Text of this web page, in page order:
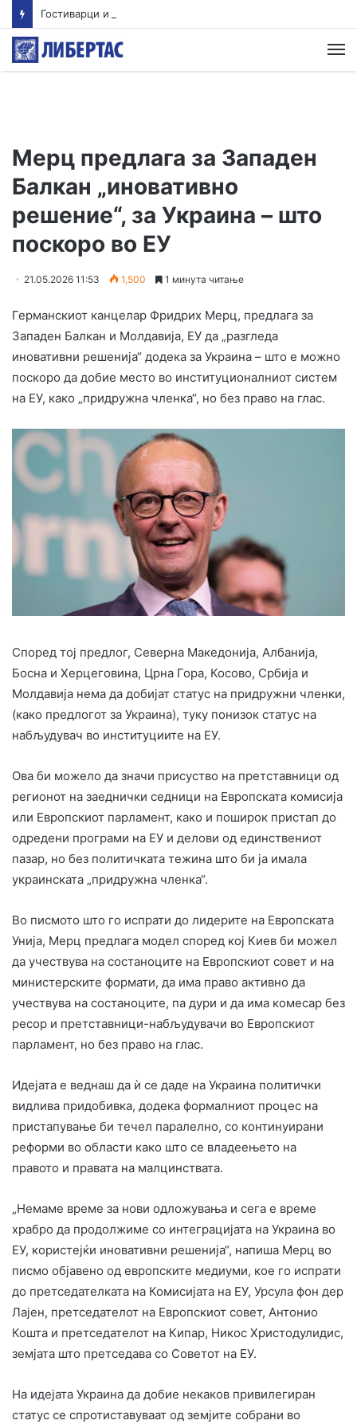
Гостиварци и натаму без пивка вода
Мерц предлага за Западен
Балкан „иновативно
решение“, за Украина – што
поскоро во ЕУ
21.05.2026 11:53 1,500 1 минута читање
Германскиот канцелар Фридрих Мерц, предлага за
Западен Балкан и Молдавија, ЕУ да „разгледа
иновативни решенија“ додека за Украина – што е можно
поскоро да добие место во институционалниот систем
на ЕУ, како „придружна членка“, но без право на глас.
Според тој предлог, Северна Македонија, Албанија,
Босна и Херцеговина, Црна Гора, Косово, Србија и
Молдавија нема да добијат статус на придружни членки,
(како предлогот за Украина), туку понизок статус на
набљудувач во институциите на ЕУ.
Ова би можело да значи присуство на претставници од
регионот на заеднички седници на Европската комисија
или Европскиот парламент, како и поширок пристап до
одредени програми на ЕУ и делови од единствениот
пазар, но без политичката тежина што би ја имала
украинската „придружна членка“.
Во писмото што го испрати до лидерите на Европската
Унија, Мерц предлага модел според кој Киев би можел
да учествува на состаноците на Европскиот совет и на
министерските формати, да има право активно да
учествува на состаноците, па дури и да има комесар без
ресор и претставници-набљудувачи во Европскиот
парламент, но без право на глас.
Идејата е веднаш да ѝ се даде на Украина политички
видлива придобивка, додека формалниот процес на
пристапување би течел паралелно, со континуирани
реформи во области како што се владеењето на
правото и правата на малцинствата.
„Немаме време за нови одложувања и сега е време
храбро да продолжиме со интеграцијата на Украина во
ЕУ, користејќи иновативни решенија“, напиша Мерц во
писмо објавено од европските медиуми, кое го испрати
до претседателката на Комисијата на ЕУ, Урсула фон дер
Лајен, претседателот на Европскиот совет, Антонио
Кошта и претседателот на Кипар, Никос Христодулидис,
земјата што претседава со Советот на ЕУ.
На идејата Украина да добие некаков привилегиран
статус се спротиставуваат од земјите собрани во